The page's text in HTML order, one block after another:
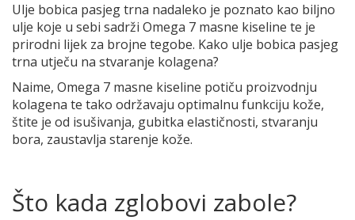
Ulje bobica pasjeg trna nadaleko je poznato kao biljno
ulje koje u sebi sadrži Omega 7 masne kiseline te je
prirodni lijek za brojne tegobe. Kako ulje bobica pasjeg
trna utječu na stvaranje kolagena?
Naime, Omega 7 masne kiseline potiču proizvodnju
kolagena te tako održavaju optimalnu funkciju kože,
štite je od isušivanja, gubitka elastičnosti, stvaranju
bora, zaustavlja starenje kože.
Što kada zglobovi zabole?